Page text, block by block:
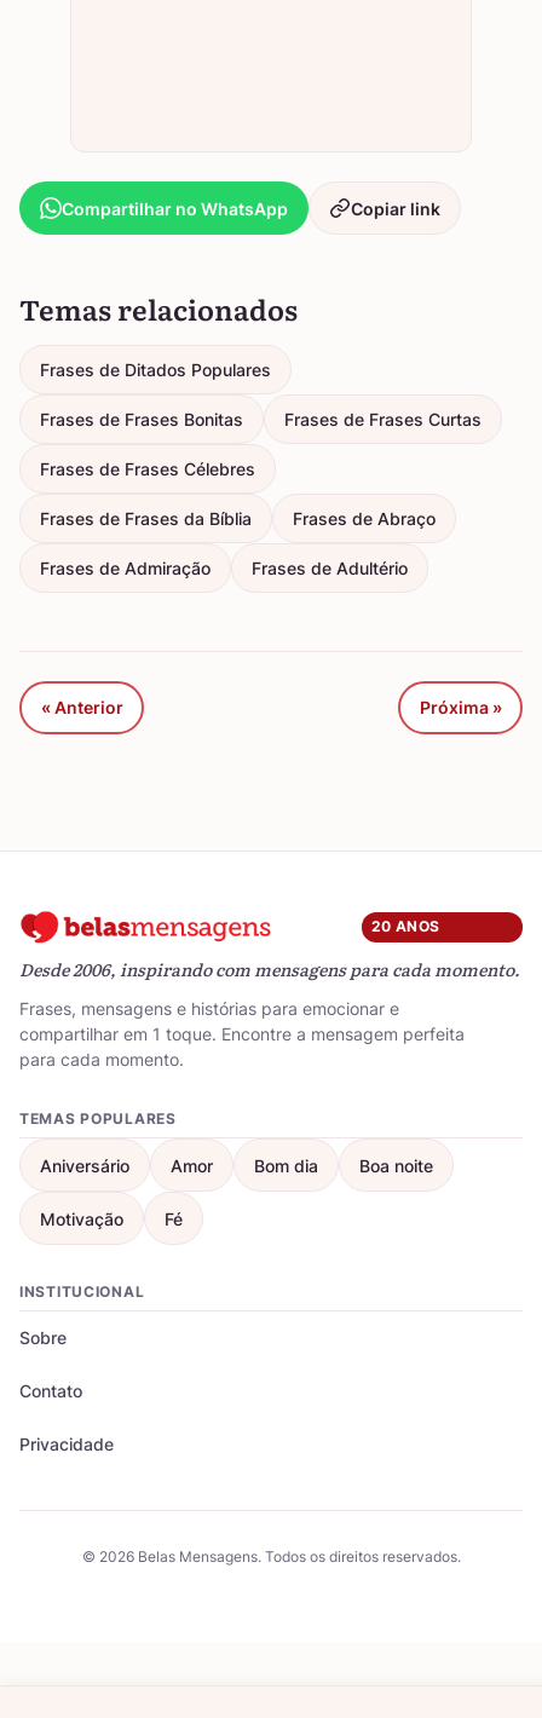
Compartilhar no WhatsApp Copiar link
Temas relacionados
Frases de Ditados Populares
Frases de Frases Bonitas Frases de Frases Curtas
Frases de Frases Célebres
Frases de Frases da Bíblia Frases de Abraço
Frases de Admiração Frases de Adultério
« Anterior Próxima »
20 ANOS
Desde 2006, inspirando com mensagens para cada momento.
Frases, mensagens e histórias para emocionar e
compartilhar em 1 toque. Encontre a mensagem perfeita
para cada momento.
TEMAS POPULARES
Aniversário Amor Bom dia Boa noite
Motivação Fé
INSTITUCIONAL
Sobre
Contato
Privacidade
© 2026 Belas Mensagens. Todos os direitos reservados.